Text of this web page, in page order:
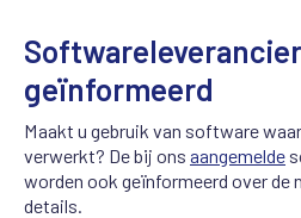
geïnformeerd
Maakt u gebruik van software
verwerkt? De bij ons aangemelde
worden ook geïnformeerd over de
details.